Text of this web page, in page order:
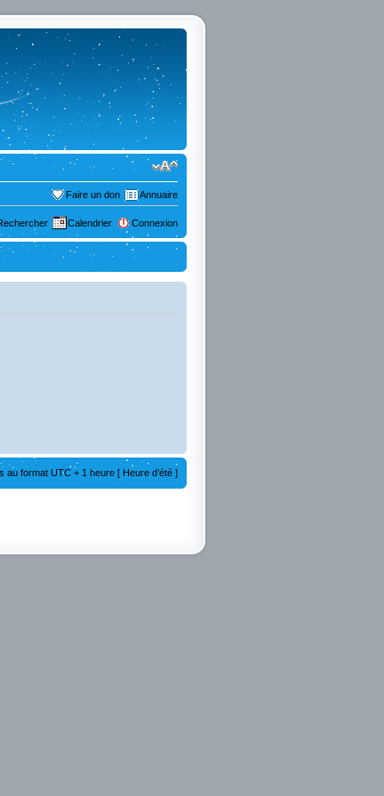
Faire un don Annuaire
Calendrier Connexion
au format UTC + 1 heure [ Heure d’été ]